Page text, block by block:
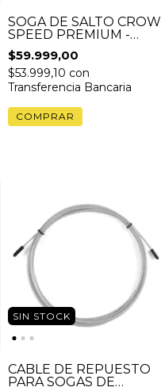
SOGA DE SALTO CROW
SPEED PREMIUM -
BLACK
$59.999,00
$53.999,10 con
Transferencia Bancaria
SIN STOCK
CABLE DE REPUESTO
PARA SOGAS DE